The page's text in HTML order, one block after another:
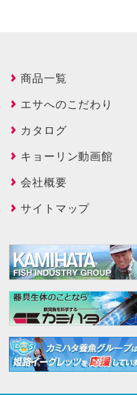
商品一覧
エサへのこだわり
カタログ
キョーリン動画館
会社概要
サイトマップ